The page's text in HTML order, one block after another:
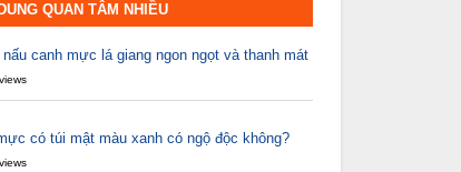
QUAN TÂM NHIỀU
nấu canh mực lá giang ngon ngọt và thanh mát
có túi mật màu xanh có ngộ độc không?